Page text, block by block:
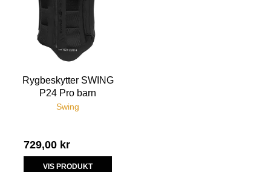
Rygbeskytter SWING
P24 Pro barn
Swing
729,00 kr
VIS PRODUKT